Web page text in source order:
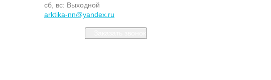
сб, вс: Выходной
arktika-nn@yandex.ru